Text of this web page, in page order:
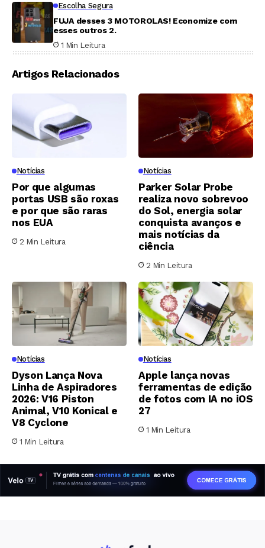
Escolha Segura
FUJA desses 3 MOTOROLAS! Economize com
esses outros 2.
1 Min Leitura
Artigos Relacionados
Notícias
Por que algumas
portas USB são roxas
e por que são raras
nos EUA
2 Min Leitura
Notícias
Parker Solar Probe
realiza novo sobrevoo
do Sol, energia solar
conquista avanços e
mais notícias da
ciência
2 Min Leitura
Notícias
Dyson Lança Nova
Linha de Aspiradores
2026: V16 Piston
Animal, V10 Konical e
V8 Cyclone
1 Min Leitura
Notícias
Apple lança novas
ferramentas de edição
de fotos com IA no iOS
27
1 Min Leitura